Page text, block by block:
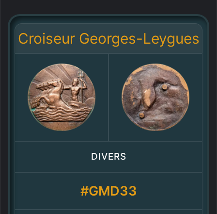
Croiseur Georges-Leygues
DIVERS
#GMD33